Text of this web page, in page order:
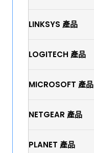
LINKSYS 產品
LOGITECH 產品
MICROSOFT 產品
NETGEAR 產品
PLANET 產品